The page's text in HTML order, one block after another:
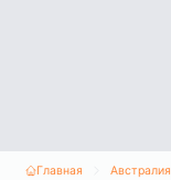
Главная Австралия